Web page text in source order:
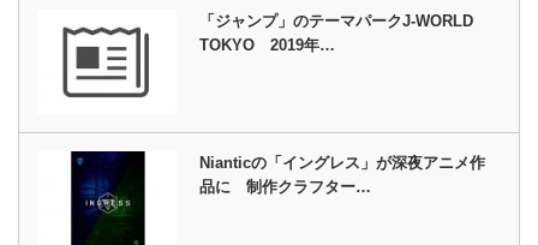
「ジャンプ」のテーマパークJ-WORLD
TOKYO 2019年…
Nianticの「イングレス」が深夜アニメ作
品に 制作クラフター…